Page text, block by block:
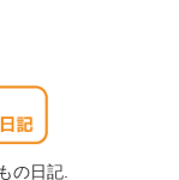
の日記.